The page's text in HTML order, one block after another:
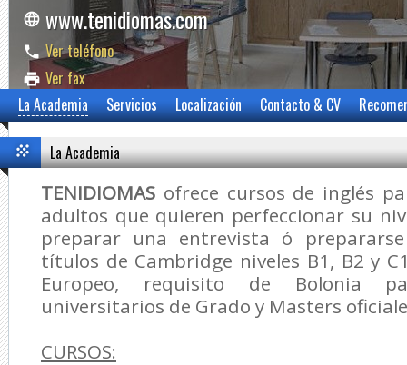
www.tenidiomas.com
Ver teléfono
Ver fax
La Academia
Servicios Localización Contacto & CV
La Academia
TENIDIOMAS ofrece cursos de inglés
adultos que quieren perfeccionar su
preparar una entrevista ó
títulos de Cambridge niveles B1, B2 y
Europeo, requisito de Bolonia
universitarios de Grado y Masters
CURSOS: